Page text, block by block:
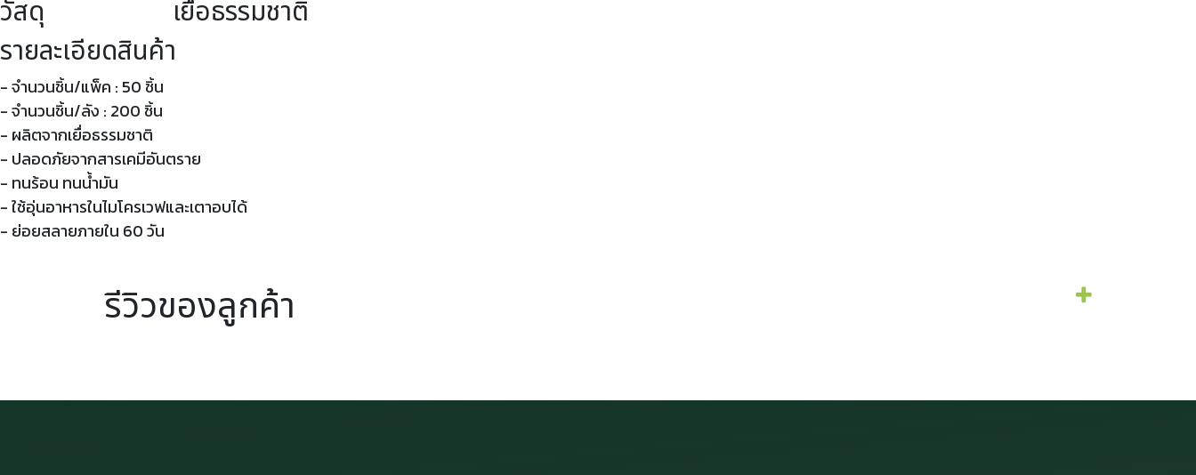
วัสดุ เยื่อธรรมชาติ
รายละเอียดสินค้า
- จำนวนชิ้น/แพ็ค : 50 ชิ้น
- จำนวนชิ้น/ลัง : 200 ชิ้น
- ผลิตจากเยื่อธรรมชาติ
- ปลอดภัยจากสารเคมีอันตราย
- ทนร้อน ทนน้ำมัน
- ใช้อุ่นอาหารในไมโครเวฟและเตาอบได้
- ย่อยสลายภายใน 60 วัน
รีวิวของลูกค้า